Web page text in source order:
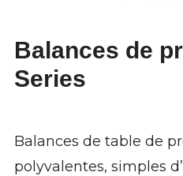
Balances de
Series
Balances de table de
polyvalentes, simples